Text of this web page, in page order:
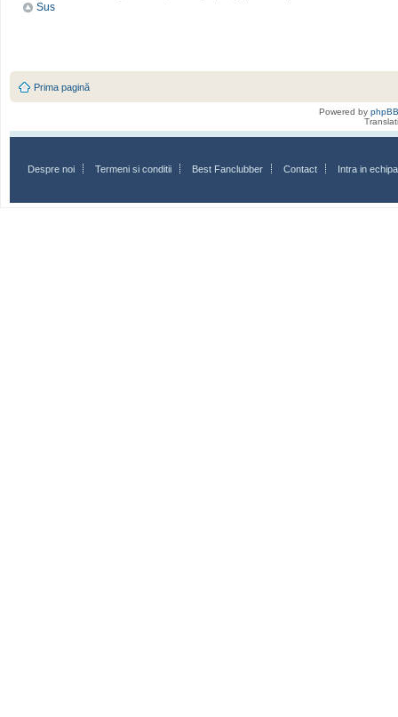
Sus
Prima pagină
Powered by phpBB
Despre noi Termeni si conditii Best Fanclubber Contact Intra in